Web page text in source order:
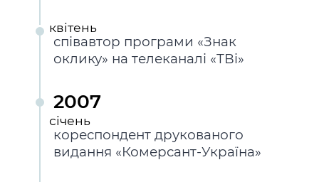
квiтень
співавтор програми «Знак
оклику» на телеканалі «ТВі»
2007
сiчень
кореспондент друкованого
видання «Комерсант-Україна»